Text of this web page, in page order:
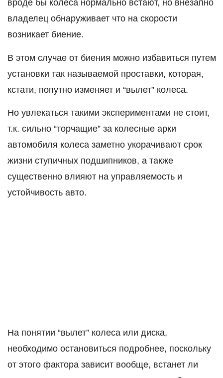
вроде бы колеса нормально встают, но внезапно
владелец обнаруживает что на скорости
возникает биение.
В этом случае от биения можно избавиться путем
установки так называемой проставки, которая,
кстати, попутно изменяет и “вылет” колеса.
Но увлекаться такими экспериментами не стоит,
т.к. сильно “торчащие” за колесные арки
автомобиля колеса заметно укорачивают срок
жизни ступичных подшипников, а также
существенно влияют на управляемость и
устойчивость авто.
На понятии “вылет” колеса или диска,
необходимо остановиться подробнее, поскольку
от этого фактора зависит вообще, встанет ли